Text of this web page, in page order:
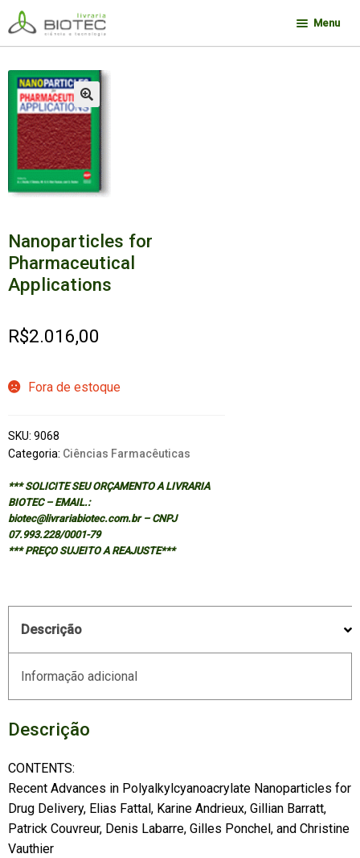
Pular
para
navegação
Pular
para
o
conteúdo
Menu
🔍
Nanoparticles for
Pharmaceutical
Applications
R$2.016,00
Fora de estoque
SKU: 9068
Categoria: Ciências Farmacêuticas
*** SOLICITE SEU ORÇAMENTO A LIVRARIA
BIOTEC – EMAIL.:
biotec@livrariabiotec.com.br – CNPJ
07.993.228/0001-79
*** PREÇO SUJEITO A REAJUSTE***
Descrição
Informação adicional
Descrição
CONTENTS:
Recent Advances in Polyalkylcyanoacrylate Nanoparticles for
Drug Delivery, Elias Fattal, Karine Andrieux, Gillian Barratt,
Patrick Couvreur, Denis Labarre, Gilles Ponchel, and Christine
Vauthier